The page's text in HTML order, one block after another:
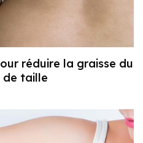
réduire la graisse du
de taille